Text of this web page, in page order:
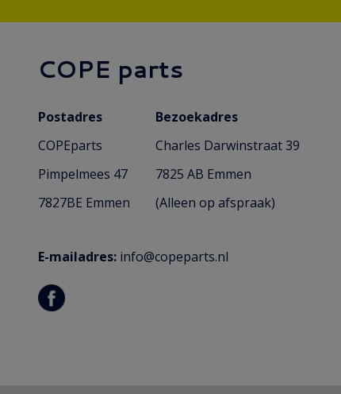
COPE parts
Postadres
Bezoekadres
COPEparts
Charles Darwinstraat 39
Pimpelmees 47
7825 AB Emmen
7827BE Emmen
(Alleen op afspraak)
E-mailadres: info@copeparts.nl